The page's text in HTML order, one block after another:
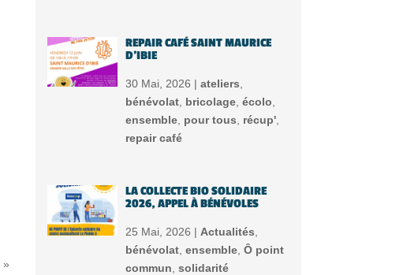
»
REPAIR CAFÉ SAINT MAURICE
D’IBIE
30 Mai, 2026 | ateliers
bénévolat, bricolage, écolo
ensemble, pour tous récup',
repair café
LA COLLECTE BIO SOLIDAIRE
2026, APPEL À BÉNÉVOLES
25 Mai, 2026 | Actualités
bénévolat, ensemble, Ô point
commun solidarité